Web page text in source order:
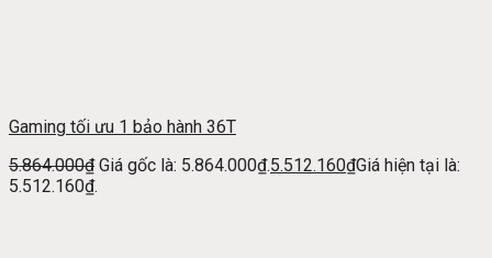
Gaming tối ưu 1 bảo hành 36T
5.864.000₫ Giá gốc là: 5.864.000₫.5.512.160₫Giá hiện tại là:
5.512.160₫.